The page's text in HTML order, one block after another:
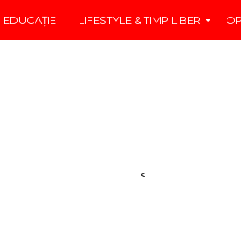
EDUCAŢIE LIFESTYLE & TIMP LIBER
<